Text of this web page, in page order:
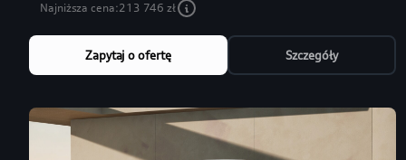
Najniższa cena:213 746 zł
Zapytaj o ofertę Szczegóły